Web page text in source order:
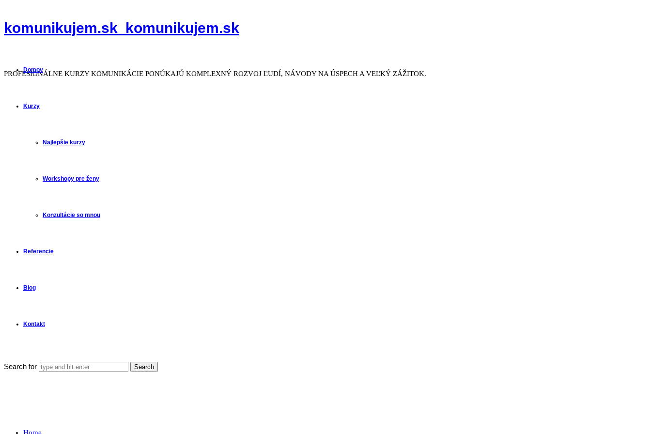
komunikujem.sk komunikujem.sk
PROFESIONÁLNE KURZY KOMUNIKÁCIE PONÚKAJÚ KOMPLEXNÝ ROZVOJ ĽUDÍ, NÁVODY NA ÚSPECH A VEĽKÝ ZÁŽITOK.
Domov
Kurzy
Najlepšie kurzy
Workshopy pre ženy
Konzultácie so mnou
Referencie
Blog
Kontakt
Search for